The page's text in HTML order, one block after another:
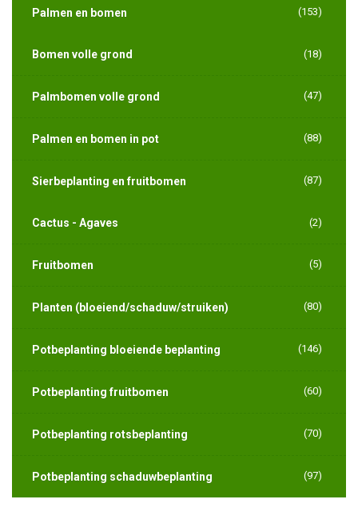
Palmen en bomen (153)
Bomen volle grond (18)
Palmbomen volle grond (47)
Palmen en bomen in pot (88)
Sierbeplanting en fruitbomen (87)
Cactus - Agaves (2)
Fruitbomen (5)
Planten (bloeiend/schaduw/struiken) (80)
Potbeplanting bloeiende beplanting (146)
Potbeplanting fruitbomen (60)
Potbeplanting rotsbeplanting (70)
Potbeplanting schaduwbeplanting (97)